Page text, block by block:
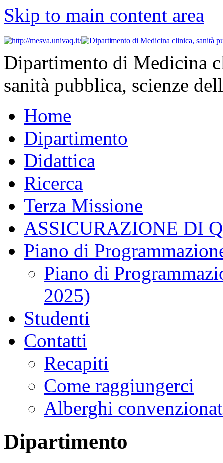
Skip to main content area
Dipartimento di Medicina
sanità pubblica, scienze
Home
Dipartimento
Didattica
Ricerca
Terza Missione
ASSICURAZIONE DI
Piano di
Piano di
2025)
Studenti
Contatti
Recapiti
Come raggiungerci
Alberghi
Dipartimento